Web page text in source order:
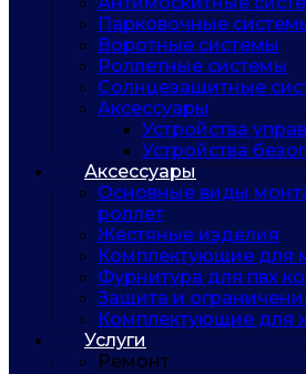
Парковочные
Воротные системы
Роллетные системы
Солнцезащитные
Аксессуары
Устройства
Устройства
Аксессуары
Основные виды
роллет
Жестяные изделия
Комплектующие для
Фурнитура для пвх
Защита и
Комплектующие для
Услуги
Ремонт